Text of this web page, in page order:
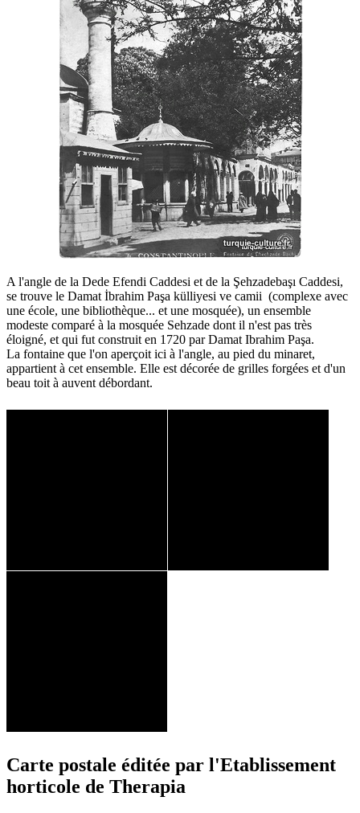
A l'angle de la Dede Efendi Caddesi et de la Şehzadebaşı Caddesi,
se trouve le Damat İbrahim Paşa külliyesi ve camii (complexe avec
une école, une bibliothèque... et une mosquée), un ensemble
modeste comparé à la mosquée Sehzade dont il n'est pas très
éloigné, et qui fut construit en 1720 par Damat Ibrahim Paşa.
La fontaine que l'on aperçoit ici à l'angle, au pied du minaret,
appartient à cet ensemble. Elle est décorée de grilles forgées et d'un
beau toit à auvent débordant.
Carte postale éditée par l'Etablissement
horticole de Therapia